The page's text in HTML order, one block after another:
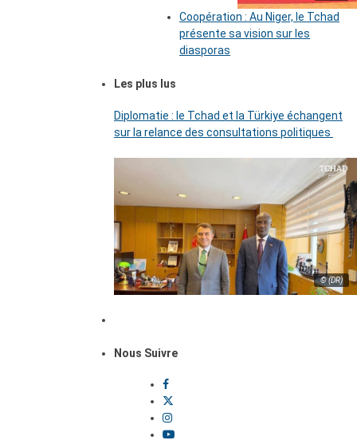
Coopération : Au Niger, le Tchad
présente sa vision sur les
diasporas
Les plus lus
Diplomatie : le Tchad et la Türkiye échangent
sur la relance des consultations politiques
© (DR)
Nous Suivre